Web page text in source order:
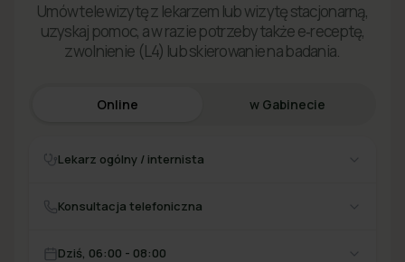
Umów telewizytę z lekarzem lub wizytę stacjonarną,
uzyskaj pomoc, a w razie potrzeby także e‑receptę,
zwolnienie (L4) lub skierowanie na badania.
Online w Gabinecie
Lekarz ogólny / internista
Konsultacja telefoniczna
Dziś, 06:00 - 08:00